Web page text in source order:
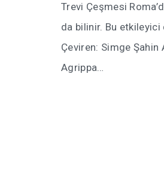
Trevi Çeşmesi
da bilinir. Bu
Çeviren: Simge Şahin
Agrippa…